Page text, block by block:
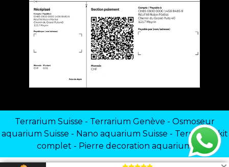
Terrarium Suisse - Terrarium Genève - Osmoseur
aquarium Suisse - Nano aquarium Suisse - Terrarium kit
complet - Pierre decoration aquarium